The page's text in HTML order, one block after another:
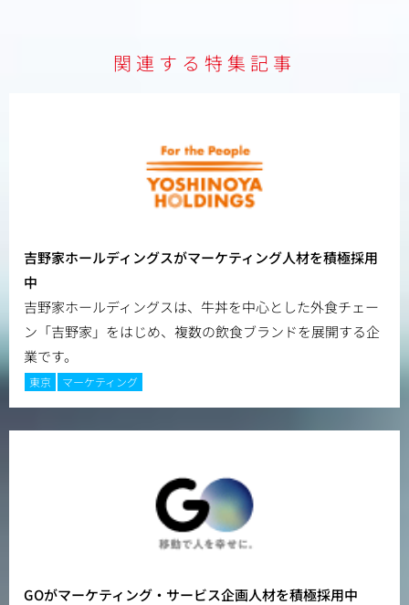
関連する特集記事
吉野家ホールディングスがマーケティング人材を積極採用
中
吉野家ホールディングスは、牛丼を中心とした外食チェー
ン「吉野家」をはじめ、複数の飲食ブランドを展開する企
業です。
東京 マーケティング
GOがマーケティング・サービス企画人材を積極採用中